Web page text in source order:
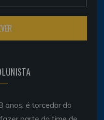
anos, é torcedor do